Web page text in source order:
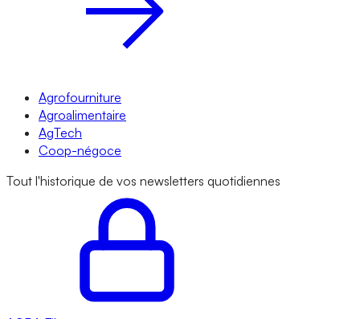
Agrofourniture
Agroalimentaire
AgTech
Coop-négoce
Tout l'historique de vos newsletters quotidiennes